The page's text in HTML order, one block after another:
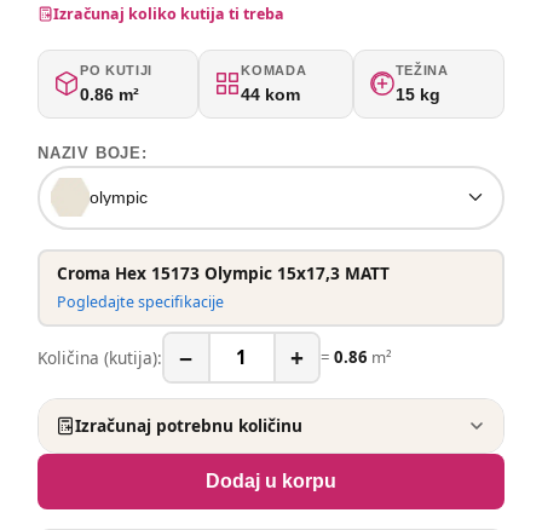
Izračunaj koliko kutija ti treba
PO KUTIJI
0.86 m²
KOMADA
44 kom
TEŽINA
15 kg
NAZIV BOJE:
olympic
Croma Hex 15173 Olympic 15x17,3 MATT
Pogledajte specifikacije
Količina (kutija): − + = 0.86 m²
Izračunaj potrebnu količinu
Dodaj u korpu